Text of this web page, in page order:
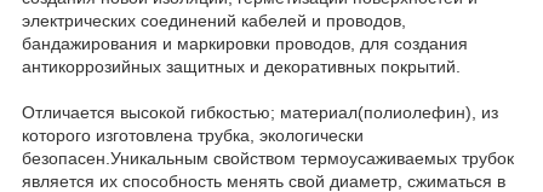
электрических соединений кабелей и проводов,
бандажирования и маркировки проводов, для создания
антикоррозийных защитных и декоративных покрытий.
Отличается высокой гибкостью; материал(полиолефин), из
которого изготовлена трубка, экологически
безопасен.Уникальным свойством термоусаживаемых трубок
является их способность менять свой диаметр, сжиматься в